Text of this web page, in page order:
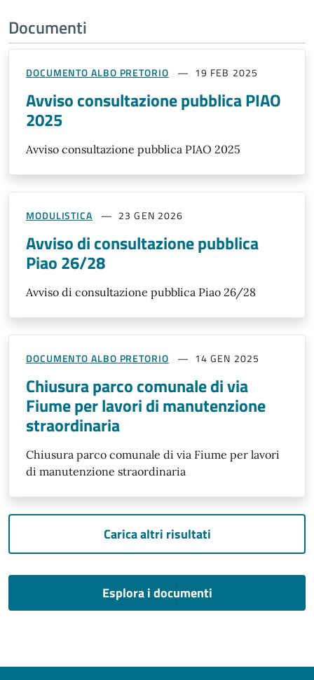
Documenti
DOCUMENTO ALBO PRETORIO 19 FEB 2025
Avviso consultazione pubblica PIAO
2025
Avviso consultazione pubblica PIAO 2025
MODULISTICA 23 GEN 2026
Avviso di consultazione pubblica
Piao 26/28
Avviso di consultazione pubblica Piao 26/28
DOCUMENTO ALBO PRETORIO 14 GEN 2025
Chiusura parco comunale di via
Fiume per lavori di manutenzione
straordinaria
Chiusura parco comunale di via Fiume per lavori
di manutenzione straordinaria
Carica altri risultati
Esplora i documenti